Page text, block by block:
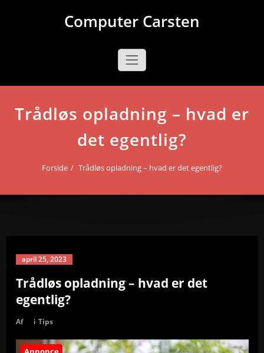
Computer Carsten
Trådløs opladning – hvad er
det egentlig?
Forside Trådløs opladning – hvad er det egentlig?
april 25, 2023
Trådløs opladning – hvad er det
egentlig?
Af i Tips